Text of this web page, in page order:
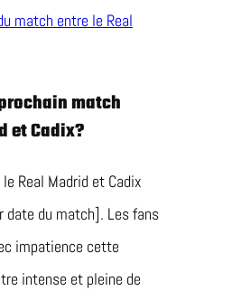
match entre le Real
match
et Cadix?
Real Madrid et Cadix
date du match]. Les fans
impatience cette
intense et pleine de